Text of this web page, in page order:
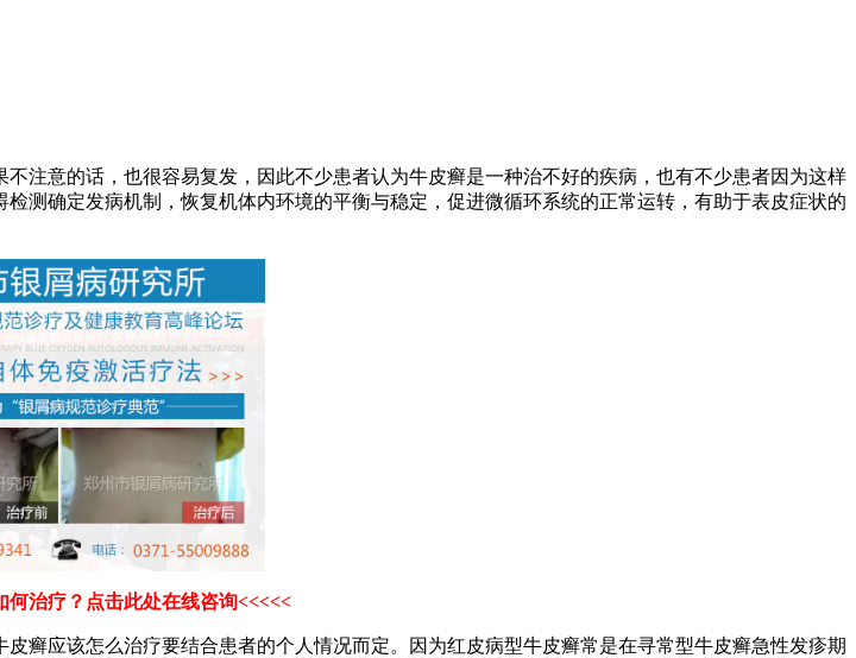
注意的话，也很容易复发，因此不少患者认为牛皮癣是一种治不好的疾病，也有不少患者因为这样
测确定发病机制，恢复机体内环境的平衡与稳定，促进微循环系统的正常运转，有助于表皮症状的
何治疗？点击此处在线咨询<<<<<
癣应该怎么治疗要结合患者的个人情况而定。因为红皮病型牛皮癣常是在寻常型牛皮癣急性发疹期